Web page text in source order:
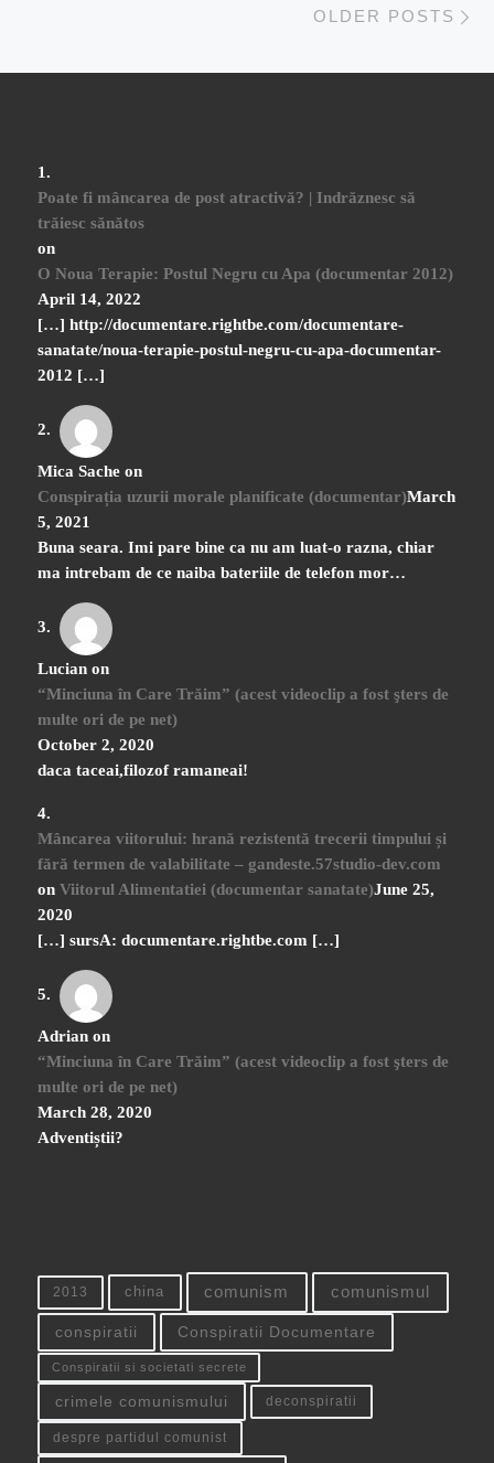
OLDER POSTS
Poate fi mâncarea de post atractivă? | Indrăznesc să
trăiesc sănătos
on
O Noua Terapie: Postul Negru cu Apa (documentar 2012)
April 14, 2022
[…] http://documentare.rightbe.com/documentare-
sanatate/noua-terapie-postul-negru-cu-apa-documentar-
2012 […]
Mica Sache on
Conspirația uzurii morale planificate (documentar)March
5, 2021
Buna seara. Imi pare bine ca nu am luat-o razna, chiar
ma intrebam de ce naiba bateriile de telefon mor…
Lucian on
“Minciuna în Care Trăim” (acest videoclip a fost şters de
multe ori de pe net)
October 2, 2020
daca taceai,filozof ramaneai!
Mâncarea viitorului: hrană rezistentă trecerii timpului și
fără termen de valabilitate – gandeste.57studio-dev.com
onViitorul Alimentatiei (documentar sanatate)June 25,
2020
[…] sursA: documentare.rightbe.com […]
Adrian on
“Minciuna în Care Trăim” (acest videoclip a fost şters de
multe ori de pe net)
March 28, 2020
Adventiștii?
2013 china comunism comunismul
conspiratii Conspiratii Documentare
Conspiratii si societati secrete
crimele comunismului deconspiratii
despre partidul comunist